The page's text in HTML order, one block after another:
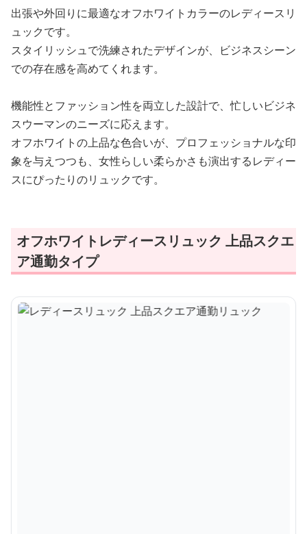
出張や外回りに最適なオフホワイトカラーのレディースリ
ュックです。
スタイリッシュで洗練されたデザインが、ビジネスシーン
での存在感を高めてくれます。
機能性とファッション性を両立した設計で、忙しいビジネ
スウーマンのニーズに応えます。
オフホワイトの上品な色合いが、プロフェッショナルな印
象を与えつつも、女性らしい柔らかさも演出するレディー
スにぴったりのリュックです。
オフホワイトレディースリュック 上品スクエ
ア通勤タイプ